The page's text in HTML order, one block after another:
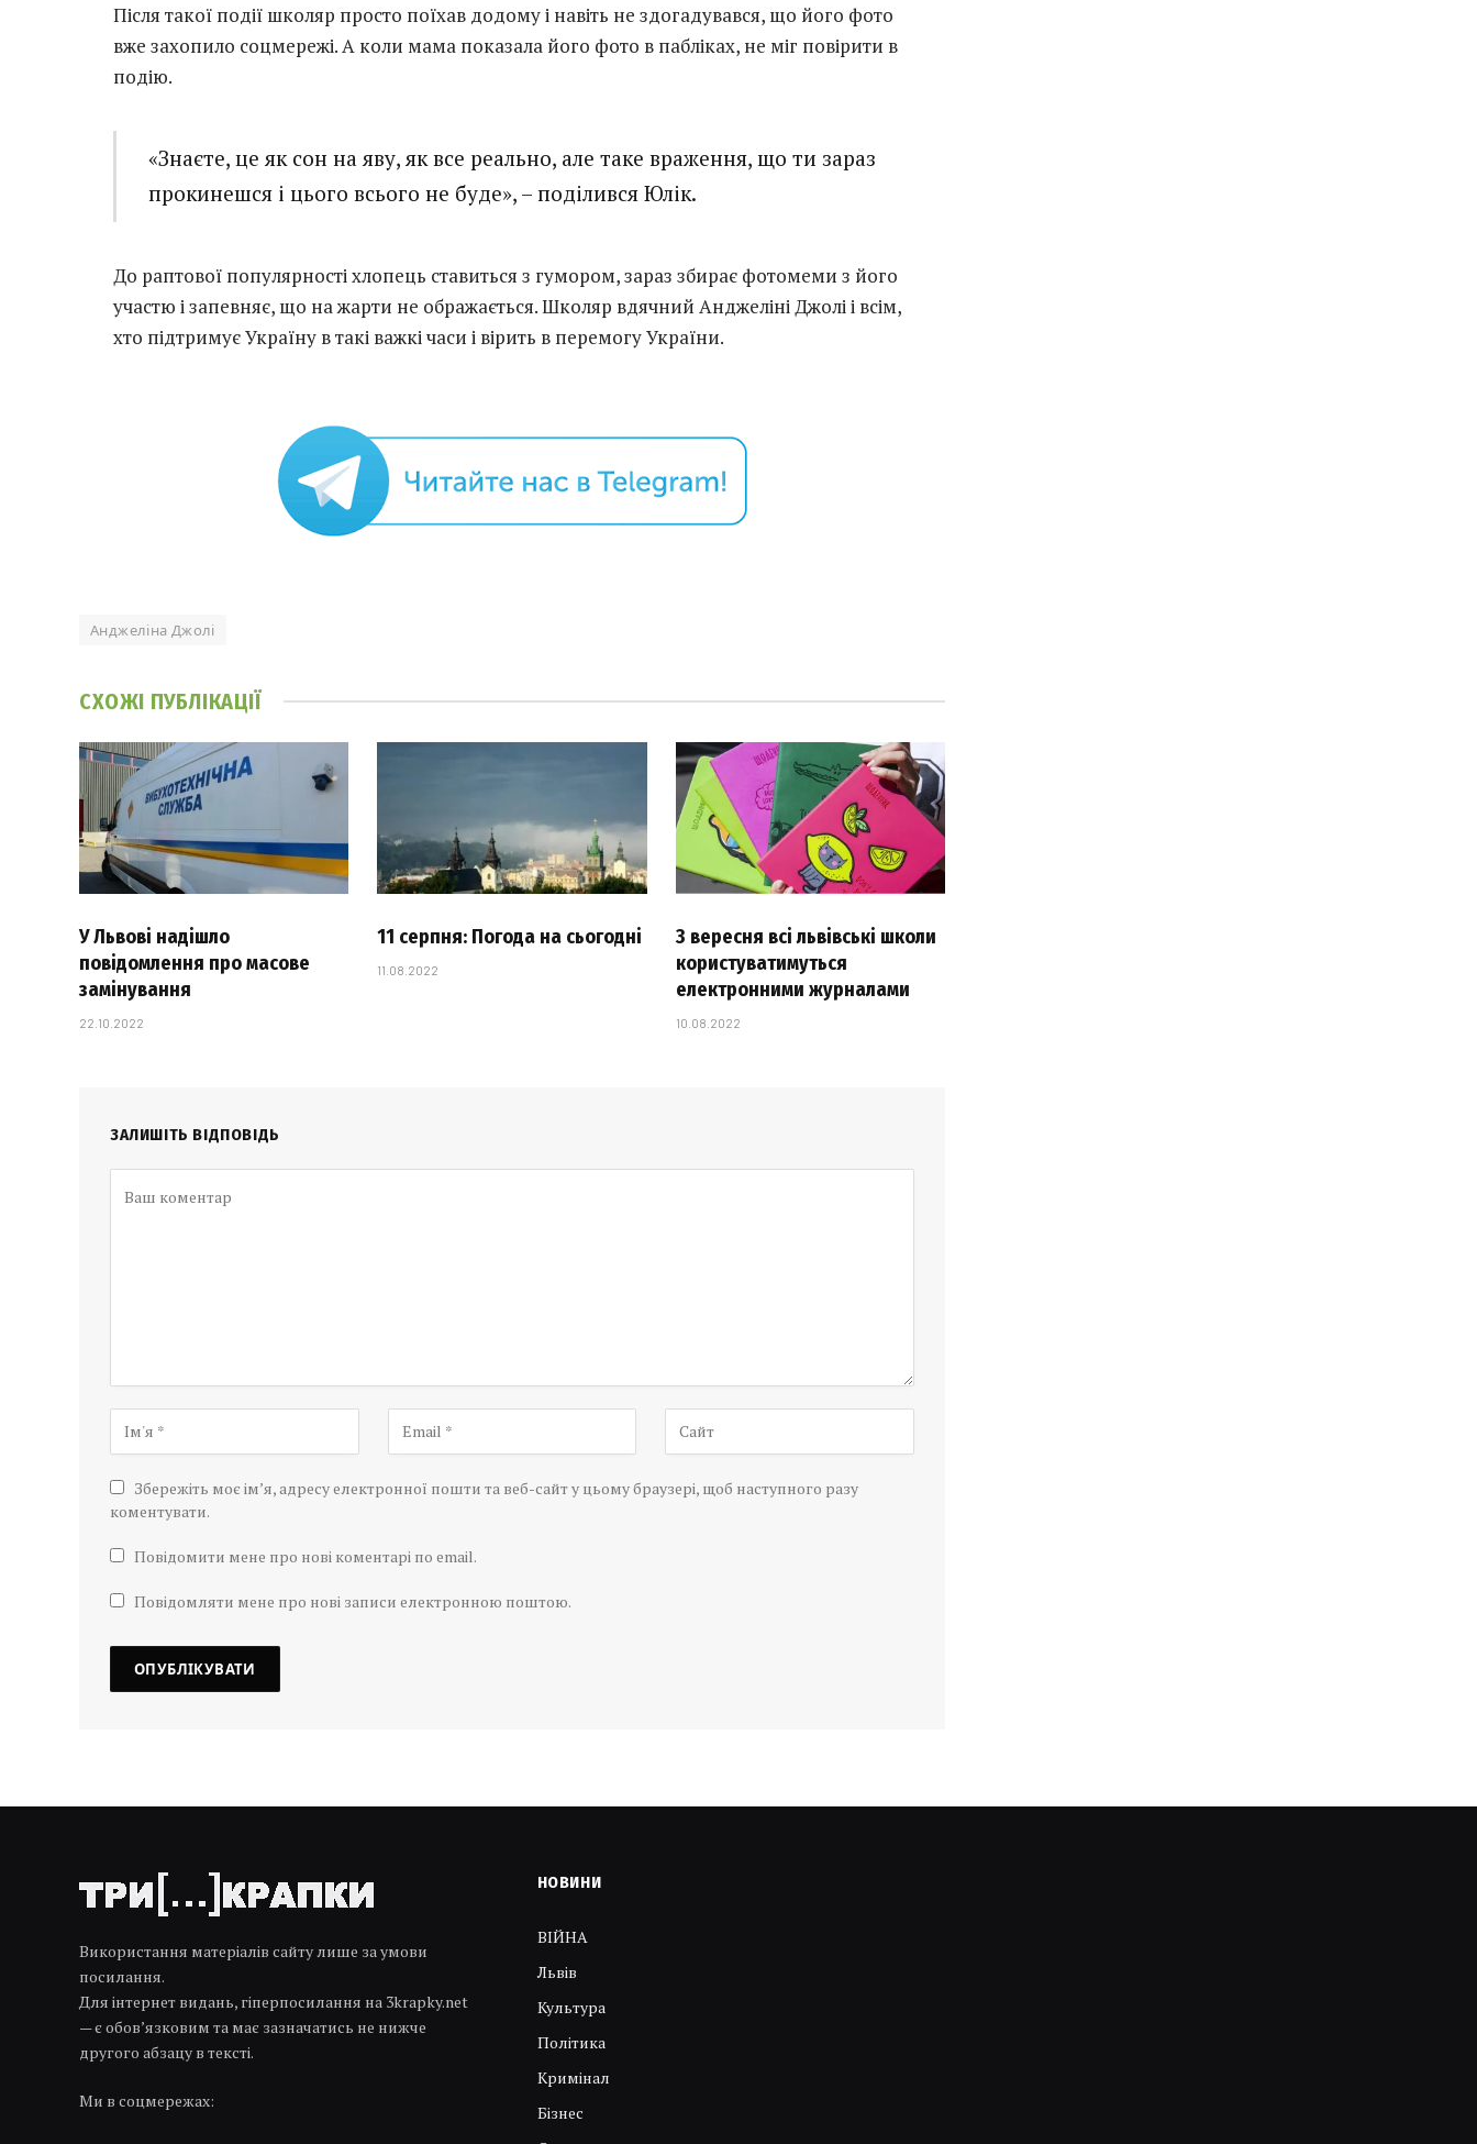
Після такої події школяр просто поїхав додому і навіть не здогадувався, що його фото
вже захопило соцмережі. А коли мама показала його фото в пабліках, не міг повірити в
подію.
«Знаєте, це як сон на яву, як все реально, але таке враження, що ти зараз
прокинешся і цього всього не буде», – поділився Юлік.
До раптової популярності хлопець ставиться з гумором, зараз збирає фотомеми з його
участю і запевняє, що на жарти не ображається. Школяр вдячний Анджеліні Джолі і всім,
хто підтримує Україну в такі важкі часи і вірить в перемогу України.
Анджеліна Джолі
СХОЖІ ПУБЛІКАЦІЇ
У Львові надішло
повідомлення про масове
замінування
22.10.2022
11 серпня: Погода на сьогодні
11.08.2022
З вересня всі львівські школи
користуватимуться
електронними журналами
10.08.2022
ЗАЛИШІТЬ ВІДПОВІДЬ
Збережіть моє ім’я, адресу електронної пошти та веб-сайт у цьому браузері, щоб наступного разу
коментувати.
Повідомити мене про нові коментарі по email.
Повідомляти мене про нові записи електронною поштою.
Використання матеріалів сайту лише за умови
посилання.
Для інтернет видань, гіперпосилання на 3krapky.net
— є обов’язковим та має зазначатись не нижче
другого абзацу в тексті.
Ми в соцмережах:
НОВИНИ
ВІЙНА
Львів
Культура
Політика
Кримінал
Бізнес